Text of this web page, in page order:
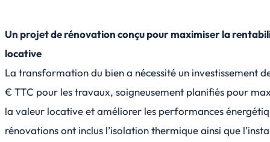
Un projet de rénovation conçu pour maximiser la
locative
La transformation du bien a nécessité un investissement
€ TTC pour les travaux, soigneusement planifiés pour
la valeur locative et améliorer les performances
rénovations ont inclus l’isolation thermique ainsi que